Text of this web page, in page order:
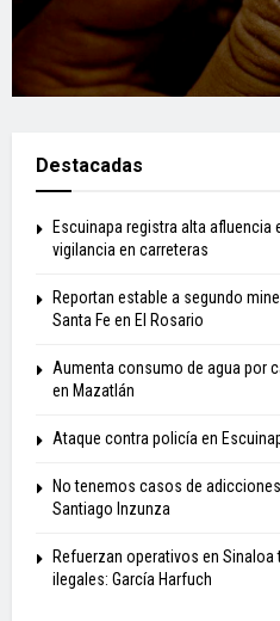
Destacadas
Escuinapa registra alta afluencia
vigilancia en carreteras
Reportan estable a segundo
Santa Fe en El Rosario
Aumenta consumo de agua por
en Mazatlán
Ataque contra policía en
No tenemos casos de
Santiago Inzunza
Refuerzan operativos en
ilegales: García Harfuch